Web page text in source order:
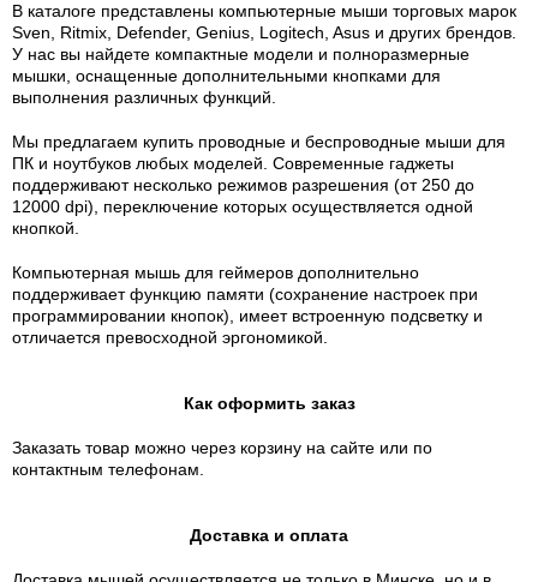
В каталоге представлены компьютерные мыши торговых марок
Sven, Ritmix, Defender, Genius, Logitech, Asus и других брендов.
У нас вы найдете компактные модели и полноразмерные
мышки, оснащенные дополнительными кнопками для
выполнения различных функций.
Мы предлагаем купить проводные и беспроводные мыши для
ПК и ноутбуков любых моделей. Современные гаджеты
поддерживают несколько режимов разрешения (от 250 до
12000 dpi), переключение которых осуществляется одной
кнопкой.
Компьютерная мышь для геймеров дополнительно
поддерживает функцию памяти (сохранение настроек при
программировании кнопок), имеет встроенную подсветку и
отличается превосходной эргономикой.
Как оформить заказ
Заказать товар можно через корзину на сайте или по
контактным телефонам.
Доставка и оплата